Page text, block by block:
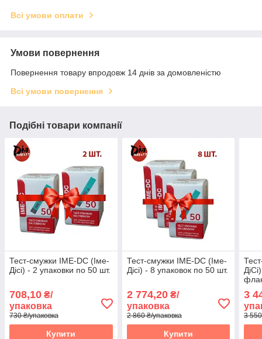
Всі умови оплати
Умови повернення
Повернення товару впродовж 14 днів за домовленістю
Всі умови повернення
Подібні товари компанії
Тест-смужки IME-DC (Іме-
Дісі) - 2 упаковки по 50 шт.
708,10 ₴/
упаковка
730 ₴/упаковка
Купити
Тест-смужки IME-DC (Іме-
Дісі) - 8 упаковок по 50 шт.
2 774,20₴/
упаковка
2 860 ₴/упаковка
Купити
3
3